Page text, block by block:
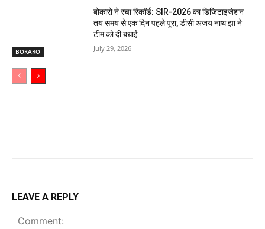
BOKARO
बोकारो ने रचा रिकॉर्ड: SIR-2026 का डिजिटाइजेशन
तय समय से एक दिन पहले पूरा, डीसी अजय नाथ झा ने
टीम को दी बधाई
July 29, 2026
LEAVE A REPLY